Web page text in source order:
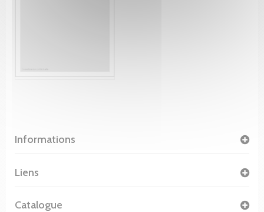
Informations
Liens
Catalogue